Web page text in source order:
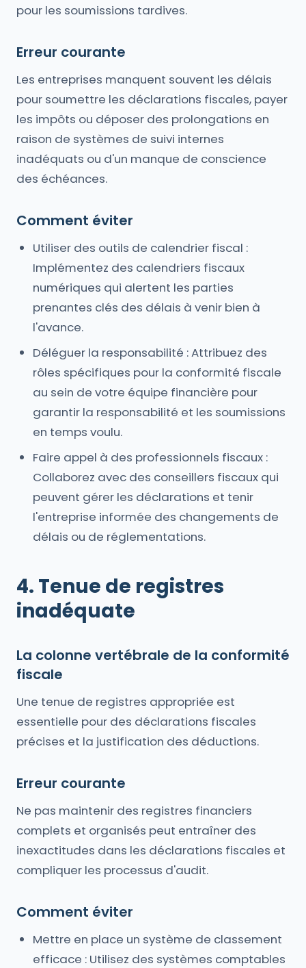
pour les soumissions tardives.
Erreur courante
Les entreprises manquent souvent les délais
pour soumettre les déclarations fiscales, payer
les impôts ou déposer des prolongations en
raison de systèmes de suivi internes
inadéquats ou d'un manque de conscience
des échéances.
Comment éviter
Utiliser des outils de calendrier fiscal :
Implémentez des calendriers fiscaux
numériques qui alertent les parties
prenantes clés des délais à venir bien à
l'avance.
Déléguer la responsabilité : Attribuez des
rôles spécifiques pour la conformité fiscale
au sein de votre équipe financière pour
garantir la responsabilité et les soumissions
en temps voulu.
Faire appel à des professionnels fiscaux :
Collaborez avec des conseillers fiscaux qui
peuvent gérer les déclarations et tenir
l'entreprise informée des changements de
délais ou de réglementations.
4. Tenue de registres
inadéquate
La colonne vertébrale de la conformité
fiscale
Une tenue de registres appropriée est
essentielle pour des déclarations fiscales
précises et la justification des déductions.
Erreur courante
Ne pas maintenir des registres financiers
complets et organisés peut entraîner des
inexactitudes dans les déclarations fiscales et
compliquer les processus d'audit.
Comment éviter
Mettre en place un système de classement
efficace : Utilisez des systèmes comptables